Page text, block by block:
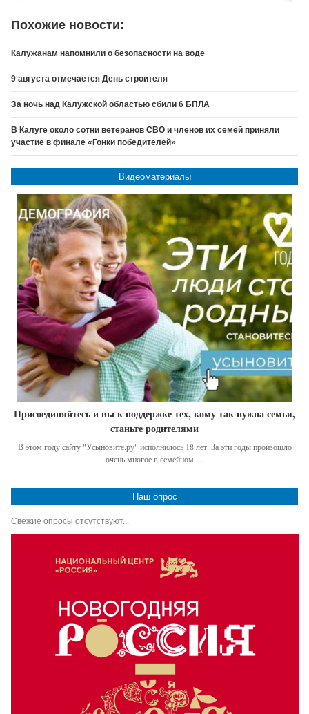
Похожие новости:
Калужанам напомнили о безопасности на воде
9 августа отмечается День строителя
За ночь над Калужской областью сбили 6 БПЛА
В Калуге около сотни ветеранов СВО и членов их семей приняли
участие в финале «Гонки победителей»
Видеоматериалы
Присоединяйтесь и вы к поддержке тех, кому так нужна семья,
станьте родителями
В этом году сайту "Усыновите.ру" исполнилось 18 лет. За эти годы произошло
очень многое в семейном …
Наш опрос
Свежие опросы отсутствуют...